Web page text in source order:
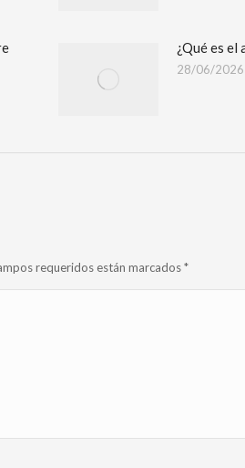
¿Qué es el
28/06/2026
requeridos están marcados*